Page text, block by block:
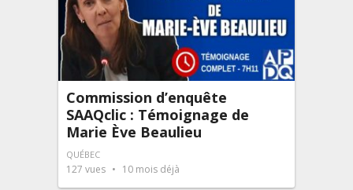
Commission d’enquête
SAAQclic : Témoignage de
Marie Ève Beaulieu
QUÉBEC
127 vues 10 mois déjà